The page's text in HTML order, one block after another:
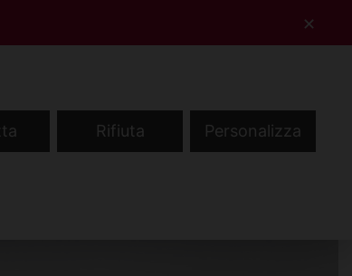
Accedi Registrati IT
AREA MEDICI
✕
Rifiuta Personalizza